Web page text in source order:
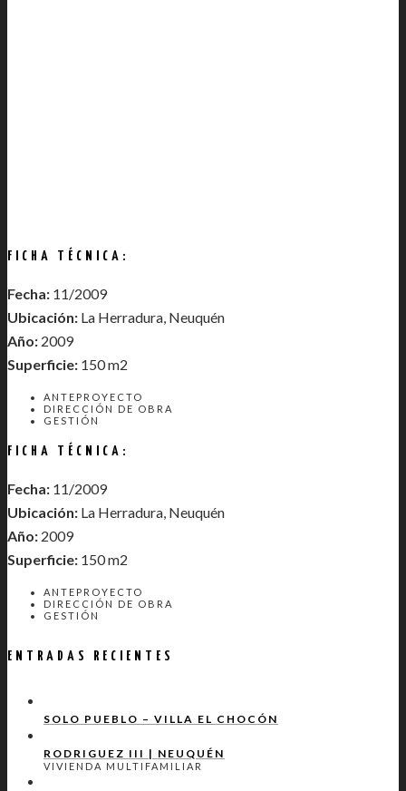
FICHA TÉCNICA:
Fecha: 11/2009
Ubicación: La Herradura, Neuquén
Año: 2009
Superficie: 150 m2
ANTEPROYECTO
DIRECCIÓN DE OBRA
GESTIÓN
FICHA TÉCNICA:
Fecha: 11/2009
Ubicación: La Herradura, Neuquén
Año: 2009
Superficie: 150 m2
ANTEPROYECTO
DIRECCIÓN DE OBRA
GESTIÓN
ENTRADAS RECIENTES
SOLO PUEBLO – VILLA EL CHOCÓN
RODRIGUEZ III | NEUQUÉN
VIVIENDA MULTIFAMILIAR